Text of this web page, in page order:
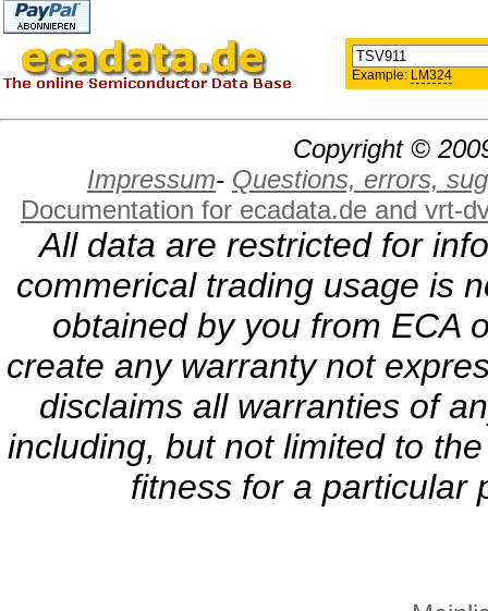
Example: LM324
Copyright ©
Impressum- Questions, errors,
Documentation for ecadata.de and vrt-
All data are restricted for
commerical trading usage is
obtained by you from ECA
create any warranty not
disclaims all warranties of
including, but not limited to
fitness for a particular